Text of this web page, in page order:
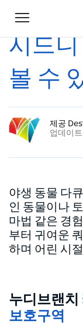
Toggle
navigation
집
시드니
볼 수
제공
업데이
야생 동물 다
인 동물이나
마법 같은 경
부터 귀여운
하며 어린 시
누디브랜치
보호구역